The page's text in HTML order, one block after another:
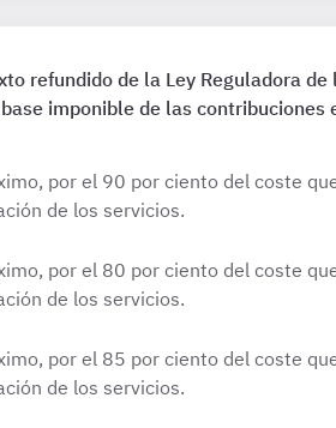
refundido de la Ley Reguladora
imponible de las contribuciones
por el 90 por ciento del coste
de los servicios.
por el 80 por ciento del coste
de los servicios.
por el 85 por ciento del coste
de los servicios.